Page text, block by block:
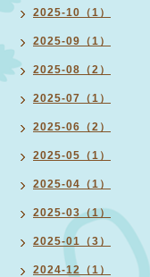
2025-10（1）
2025-09（1）
2025-08（2）
2025-07（1）
2025-06（2）
2025-05（1）
2025-04（1）
2025-03（1）
2025-01（3）
2024-12（1）